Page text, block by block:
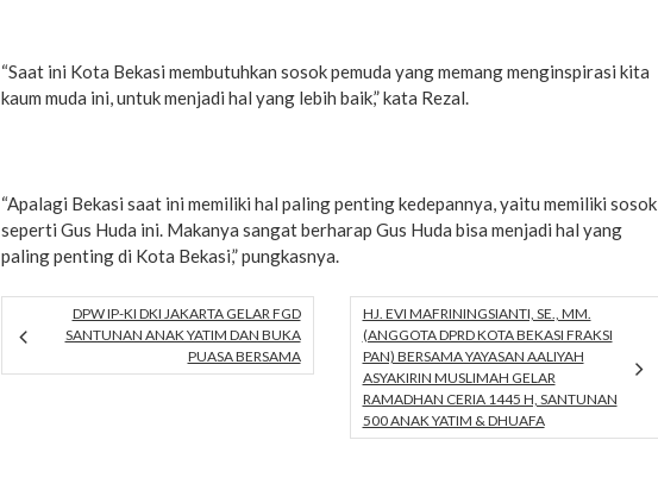
“Saat ini Kota Bekasi membutuhkan sosok pemuda yang memang menginspirasi kita
kaum muda ini, untuk menjadi hal yang lebih baik,” kata Rezal.
“Apalagi Bekasi saat ini memiliki hal paling penting kedepannya, yaitu memiliki sosok
seperti Gus Huda ini. Makanya sangat berharap Gus Huda bisa menjadi hal yang
paling penting di Kota Bekasi,” pungkasnya.
DPW IP-KI DKI JAKARTA GELAR FGD
SANTUNAN ANAK YATIM DAN BUKA
PUASA BERSAMA
HJ. EVI MAFRININGSIANTI, SE., MM.
(ANGGOTA DPRD KOTA BEKASI FRAKSI
PAN) BERSAMA YAYASAN AALIYAH
ASYAKIRIN MUSLIMAH GELAR
RAMADHAN CERIA 1445 H, SANTUNAN
500 ANAK YATIM & DHUAFA